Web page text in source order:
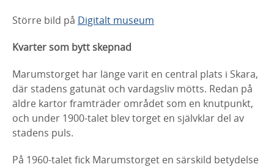
Större bild på Digitalt museum
Kvarter som bytt skepnad
Marumstorget har länge varit en central plats i Skara,
där stadens gatunät och vardagsliv mötts. Redan på
äldre kartor framträder området som en knutpunkt,
och under 1900-talet blev torget en självklar del av
stadens puls.
På 1960-talet fick Marumstorget en särskild betydelse